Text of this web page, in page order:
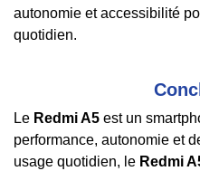
autonomie et accessibilité
quotidien.
Le Redmi A5 est un
performance, autonomie et
usage quotidien, le Redmi